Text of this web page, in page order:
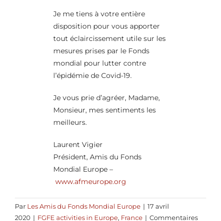
Je me tiens à votre entière
disposition pour vous apporter
tout éclaircissement utile sur les
mesures prises par le Fonds
mondial pour lutter contre
l’épidémie de Covid-19.
Je vous prie d’agréer, Madame,
Monsieur, mes sentiments les
meilleurs.
Laurent Vigier
Président, Amis du Fonds
Mondial Europe –
www.afmeurope.org
Par Les Amis du Fonds Mondial Europe | 17 avril
2020 | FGFE activities in Europe, France | Commentaires